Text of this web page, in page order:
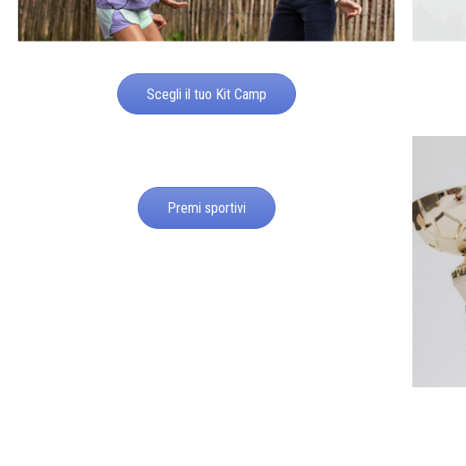
Scegli il tuo Kit Camp
Premi sportivi